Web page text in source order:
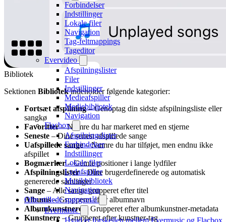
Forbindelser
Indstillinger
Lokale filer
Navigation
Tag-feltmappings
Tageditor
Evervideo
Afspilningslister
Filer
Indstillinger
Medieafspiller
Mediebibliotek
Navigation
Flacbox
Afspilningslister
Forbindelser
Indstillinger
Lokale filer
Lydafspiller
Musikbibliotek
Navigation
Ofte stillede spørgsmål
Evermusic
Hvad er forskellen mellem Evermusic og Flacbox
Bibliotek
Sektionen Bibliotekindeholder følgende kategorier:
Fortsæt afspilning– Genoptag din sidste afspilningsliste eller
sangkø
Favoritter– Numre du har markeret med en stjerne
Seneste – Dine senest afspillede sange
Uafspillede sange– Numre du har tilføjet, men endnu ikke
afspillet
Bogmærker– Gemte positioner i lange lydfiler
Afspilningslister– Dine brugerdefinerede og automatisk
genererede samlinger
Sange – Alle sange grupperet efter titel
Albums– Grupperet efter albumnavn
Albumkunstnere– Grupperet efter albumkunstner-metadata
Kunstnere – Grupperet efter kunstner-tag